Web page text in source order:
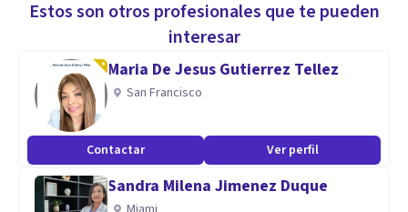
Estos son otros profesionales que te pueden
interesar
Maria De Jesus Gutierrez Tellez
San Francisco
Contactar Ver perfil
Sandra Milena Jimenez Duque